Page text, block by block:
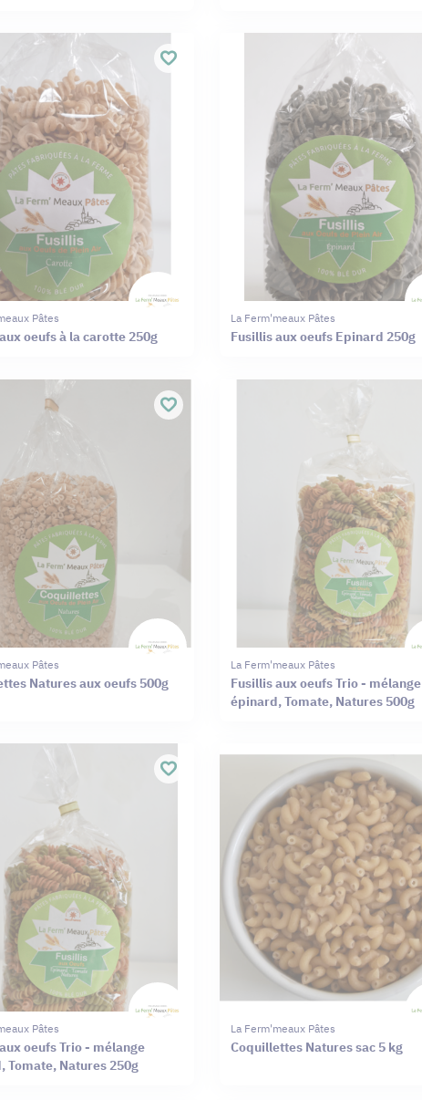
Pâtes
oeufs à la carotte 250g
La Ferm'meaux Pâtes
Fusillis aux oeufs Epinard 250g
Pâtes
Natures aux oeufs 500g
La Ferm'meaux Pâtes
Fusillis aux oeufs Trio - mélange
épinard, Tomate, Natures 500g
Pâtes
oeufs Trio - mélange
Tomate, Natures 250g
La Ferm'meaux Pâtes
Coquillettes Natures sac 5 kg